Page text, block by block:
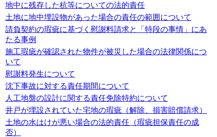
地中に残存した杭等についての法的責任
土地に地中埋設物があった場合の責任の範囲について
請負契約の瑕疵に基づく慰謝料請求と「特段の事情」にあ
たる事例
施工瑕疵が確認された物件が被災した場合の法律関係につ
いて
慰謝料発生について
沈下事故に対する責任期間について
人工地盤の設計に関する責任免除特約について
井戸が埋設されていた宅地の瑕疵（解除、損害賠償請求）
土地の水はけが悪い場合の法的責任（瑕疵担保責任の成
否）